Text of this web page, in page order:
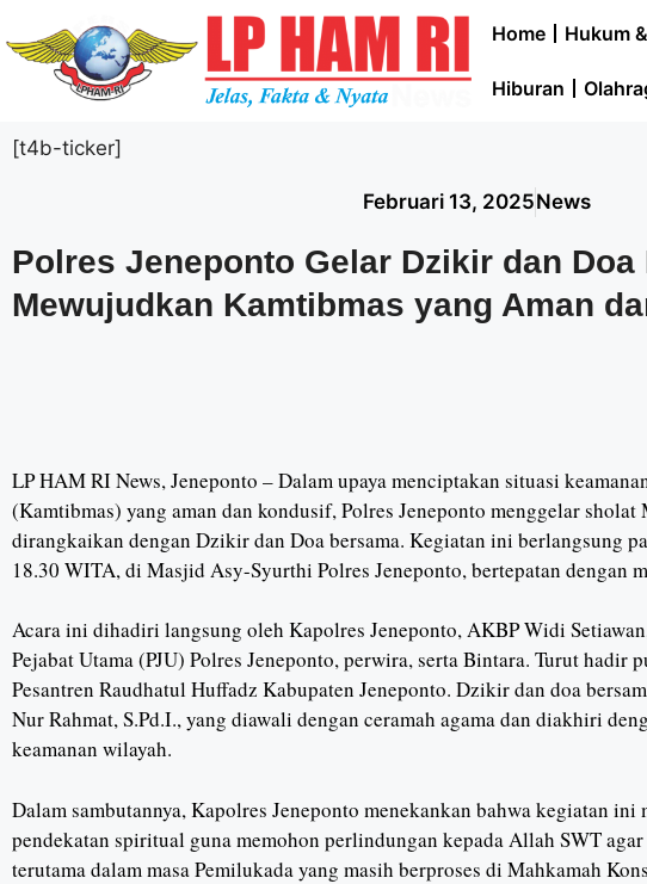
Home Hukum
Hiburan
[t4b-ticker]
Februari 13, 2025News
Polres Jeneponto Gelar Dzikir dan
Mewujudkan Kamtibmas yang Aman
LP HAM RI News, Jeneponto – Dalam upaya menciptakan situasi
(Kamtibmas) yang aman dan kondusif, Polres Jeneponto menggelar sholat
dirangkaikan dengan Dzikir dan Doa bersama. Kegiatan ini berlangsung
18.30 WITA, di Masjid Asy-Syurthi Polres Jeneponto, bertepatan dengan
Acara ini dihadiri langsung oleh Kapolres Jeneponto, AKBP Widi
Pejabat Utama (PJU) Polres Jeneponto, perwira, serta Bintara. Turut hadir
Pesantren Raudhatul Huffadz Kabupaten Jeneponto. Dzikir dan doa
Nur Rahmat, S.Pd.I., yang diawali dengan ceramah agama dan diakhiri
keamanan wilayah.
Dalam sambutannya, Kapolres Jeneponto menekankan bahwa kegiatan ini
pendekatan spiritual guna memohon perlindungan kepada Allah SWT
terutama dalam masa Pemilukada yang masih berproses di Mahkamah